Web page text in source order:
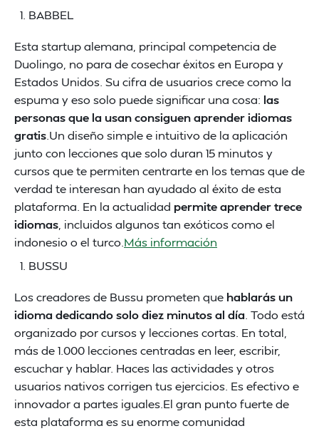
BABBEL
Esta startup alemana, principal competencia de
Duolingo, no para de cosechar éxitos en Europa y
Estados Unidos. Su cifra de usuarios crece como la
espuma y eso solo puede significar una cosa: las
personas que la usan consiguen aprender idiomas
gratis .Un diseño simple e intuitivo de la aplicación
junto con lecciones que solo duran 15 minutos y
cursos que te permiten centrarte en los temas que de
verdad te interesan han ayudado al éxito de esta
plataforma. En la actualidad permite aprender trece
idiomas , incluidos algunos tan exóticos como el
indonesio o el turco. Más información
BUSSU
Los creadores de Bussu prometen que hablarás un
idioma dedicando solo diez minutos al día . Todo está
organizado por cursos y lecciones cortas. En total,
más de 1.000 lecciones centradas en leer, escribir,
escuchar y hablar. Haces las actividades y otros
usuarios nativos corrigen tus ejercicios. Es efectivo e
innovador a partes iguales.El gran punto fuerte de
esta plataforma es su enorme comunidad